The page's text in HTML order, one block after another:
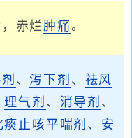
赤烂肿痛。
、 泻下剂 、 祛风
理气剂 、 消导剂 、
痰止咳平喘剂 、 安